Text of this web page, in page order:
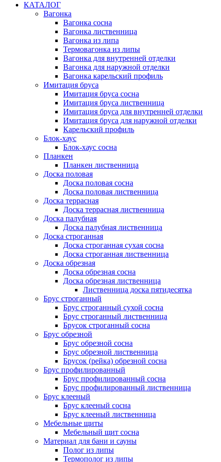
КАТАЛОГ
Вагонка
Вагонка сосна
Вагонка лиственница
Вагонка из липа
Термовагонка из липы
Вагонка для внутренней отделки
Вагонка для наружной отделки
Вагонка карельский профиль
Имитация бруса
Имитация бруса сосна
Имитация бруса лиственница
Имитация бруса для внутренней отделки
Имитация бруса для наружной отделки
Карельский профиль
Блок-хаус
Блок-хаус сосна
Планкен
Планкен лиственница
Доска половая
Доска половая сосна
Доска половая лиственница
Доска террасная
Доска террасная лиственница
Доска палубная
Доска палубная лиственница
Доска строганная
Доска строганная сухая сосна
Доска строганная лиственница
Доска обрезная
Доска обрезная сосна
Доска обрезная лиственница
Лиственница доска пятидесятка
Брус строганный
Брус строганный сухой сосна
Брус строганный лиственница
Брусок строганный сосна
Брус обрезной
Брус обрезной сосна
Брус обрезной лиственница
Брусок (рейка) обрезной сосна
Брус профилированный
Брус профилированный сосна
Брус профилированный лиственница
Брус клееный
Брус клееный сосна
Брус клееный лиственница
Мебельные щиты
Мебельный щит сосна
Материал для бани и сауны
Полог из липы
Термополог из липы